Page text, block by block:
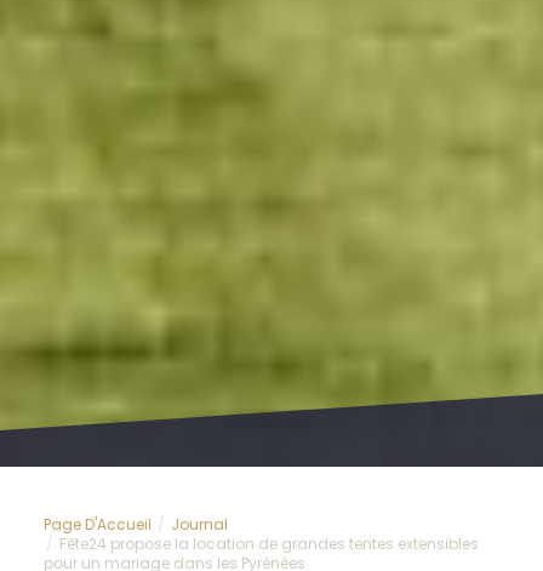
Page D'Accueil
Journal
Fête24 propose la location de grandes tentes extensibles
pour un mariage dans les Pyrénées